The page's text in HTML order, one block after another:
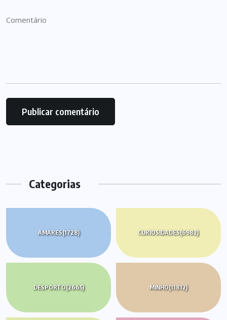
Categorias
AMARES(1728) CURIOSIDADES(6982)
DESPORTO(2665) MINHO(11812)